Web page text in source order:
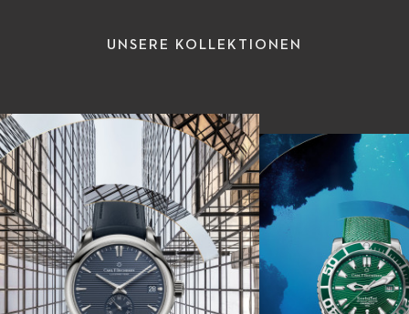
UNSERE KOLLEKTIONEN